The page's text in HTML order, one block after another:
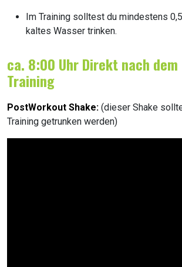
Im Training solltest du mindestens
kaltes Wasser trinken.
ca. 8:00 Uhr Direkt nach dem
Training
PostWorkout Shake: (dieser Shake
Training getrunken werden)